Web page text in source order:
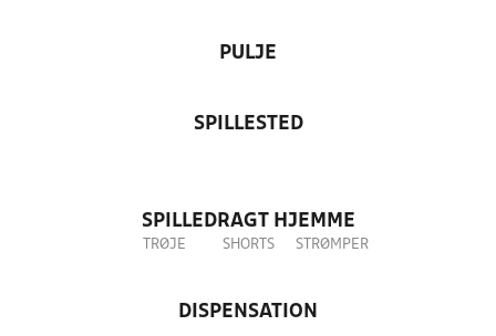
PULJE
SPILLESTED
SPILLEDRAGT HJEMME
TRØJE SHORTS STRØMPER
DISPENSATION